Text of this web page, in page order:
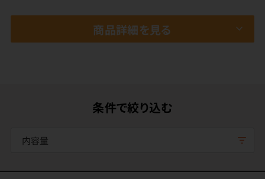
商品詳細を見る
条件で絞り込む
内容量